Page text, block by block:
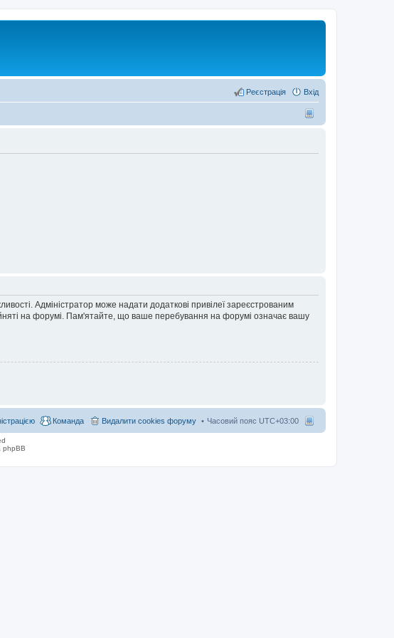
Вхід
Реєстрація
Адміністратор може надати додаткові привілеї зареєстрованим
на форумі. Пам'ятайте, що ваше перебування на форумі означає вашу
Часовий пояс UTC+03:00
Видалити cookies форуму
Команда
phpBB